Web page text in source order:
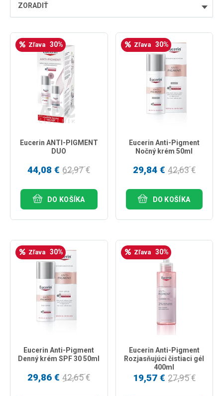
ZORADIŤ
najdrahšie
najpredávanejšie
podľa názvu od A
Zľava 30%
Eucerin ANTI-PIGMENT
DUO
44,08 € 62,97 €
DO KOŠÍKA
Zľava 30%
Eucerin Anti-Pigment
Nočný krém 50ml
29,84 € 42,63 €
DO KOŠÍKA
Zľava 30%
Eucerin Anti-Pigment
Denný krém SPF 30 50ml
29,86 €42,65 €
Zľava 30%
Eucerin Anti-Pigment
Rozjasňujúci čistiaci gél
400ml
19,57 € 27,95 €